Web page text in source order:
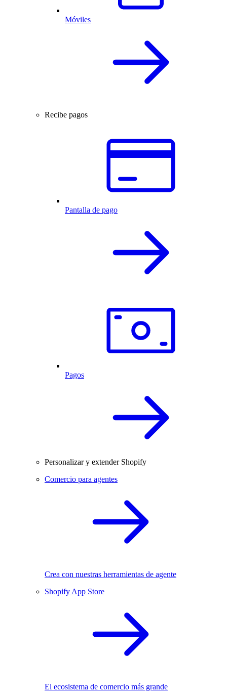
Móviles
Recibe pagos
Pantalla de pago
Pagos
Personalizar y extender Shopify
Comercio para agentes
Crea con nuestras herramientas de agente
Shopify App Store
El ecosistema de comercio más grande